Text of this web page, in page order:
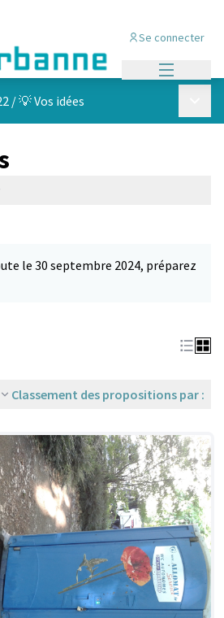
Se connecter
/💡 Vos idées
le 30 septembre 2024, préparez
Classement des propositions par :